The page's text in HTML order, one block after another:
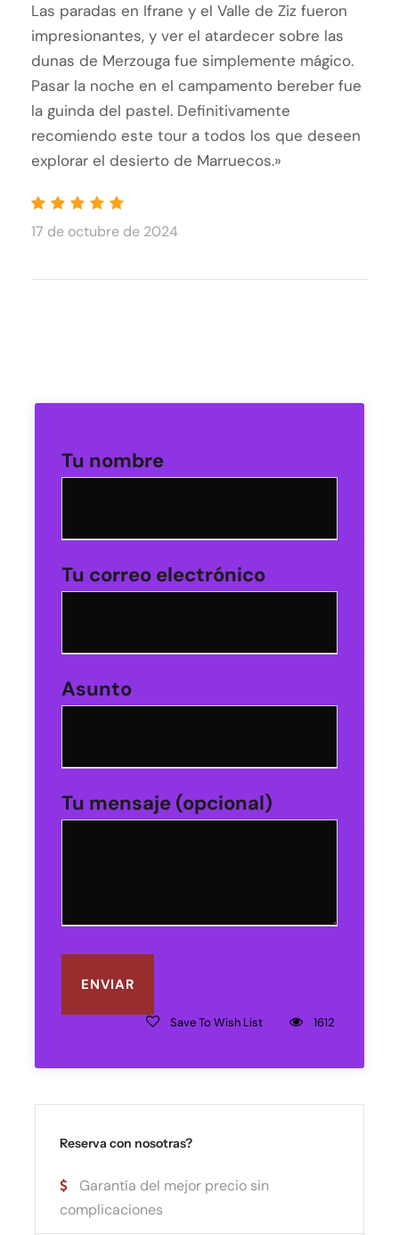
Tu nombre
Tu correo electrónico
Asunto
Tu mensaje (opcional)
Save To Wish List 1612
Reserva con nosotras?
Garantía del mejor precio sin
complicaciones
Las paradas en Ifrane y el Valle de Ziz fueron
impresionantes, y ver el atardecer sobre las
dunas de Merzouga fue simplemente mágico.
Pasar la noche en el campamento bereber fue
la guinda del pastel. Definitivamente
recomiendo este tour a todos los que deseen
explorar el desierto de Marruecos.»
17 de octubre de 2024